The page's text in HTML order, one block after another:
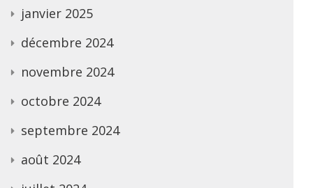
janvier 2025
décembre 2024
novembre 2024
octobre 2024
septembre 2024
août 2024